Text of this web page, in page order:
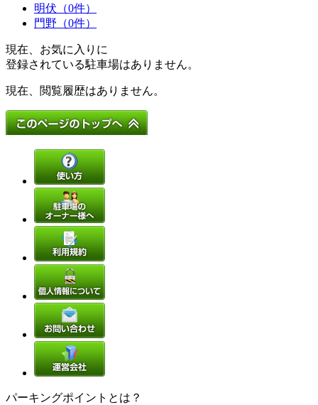
明伏（0件）
門野（0件）
現在、お気に入りに
登録されている駐車場はありません。
現在、閲覧履歴はありません。
パーキングポイントとは？